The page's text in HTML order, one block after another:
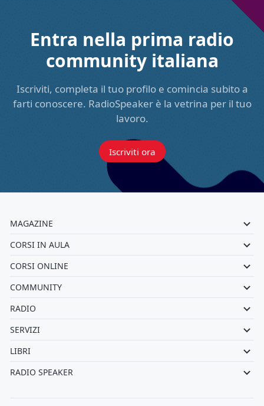
Entra nella prima radio
community italiana
Iscriviti, completa il tuo profilo e comincia subito a
farti conoscere. RadioSpeaker è la vetrina per il tuo
lavoro.
Iscriviti ora
MAGAZINE
CORSI IN AULA
CORSI ONLINE
COMMUNITY
RADIO
SERVIZI
LIBRI
RADIO SPEAKER